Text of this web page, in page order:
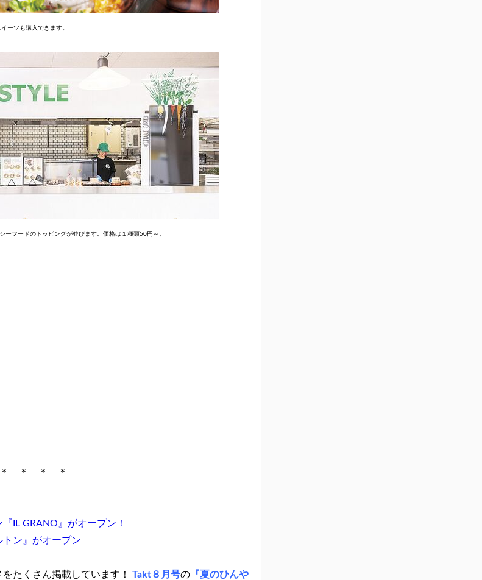
ーツも購入できます。
フードのトッピングが並びます。価格は１種類50円～。
＊ ＊ ＊
IL GRANO』がオープン！
ン』がオープン
たくさん掲載しています！ Takt８ 月号の 『夏のひんや